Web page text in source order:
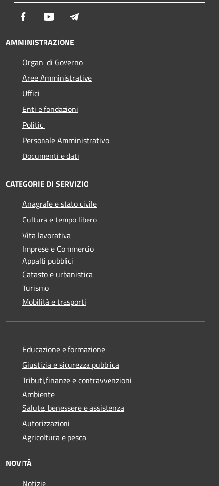
Facebook Youtube
AMMINISTRAZIONE
Organi di Governo
Aree Amministrative
Uffici
Enti e fondazioni
Politici
Personale Amministrativo
Documenti e dati
CATEGORIE DI SERVIZIO
Anagrafe e stato civile
Cultura e tempo libero
Vita lavorativa
Imprese e Commercio
Appalti pubblici
Catasto e urbanistica
Turismo
Mobilità e trasporti
Educazione e formazione
Giustizia e sicurezza pubblica
Tributi,finanze e contravvenzioni
Ambiente
Salute, benessere e assistenza
Autorizzazioni
Agricoltura e pesca
NOVITÀ
Notizie